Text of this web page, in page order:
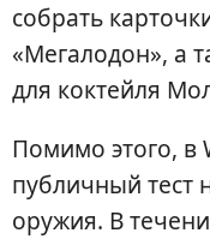
собрать
«Мегалодон», а
для коктейля
Помимо этого, в
публичный тест
оружия. В